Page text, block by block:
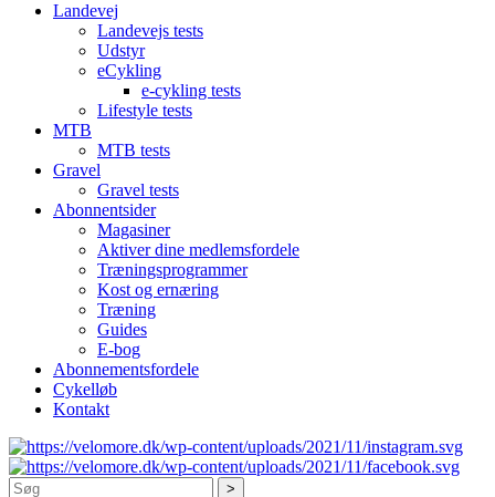
Landevej
Landevejs tests
Udstyr
eCykling
e-cykling tests
Lifestyle tests
MTB
MTB tests
Gravel
Gravel tests
Abonnentsider
Magasiner
Aktiver dine medlemsfordele
Træningsprogrammer
Kost og ernæring
Træning
Guides
E-bog
Abonnementsfordele
Cykelløb
Kontakt
Søg